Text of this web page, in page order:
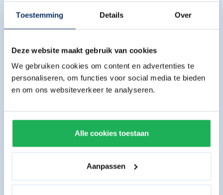
Toestemming Details Over
Deze website maakt gebruik van cookies
We gebruiken cookies om content en advertenties te
personaliseren, om functies voor social media te bieden
en om ons websiteverkeer te analyseren.
Alle cookies toestaan
Aanpassen
(lunch vanaf 2 nachten).
gedistilleerd).
Diverse takeaways voor uitgifte van eten en
drinken.
Toegang tot het subtropisch zwemparadijs met